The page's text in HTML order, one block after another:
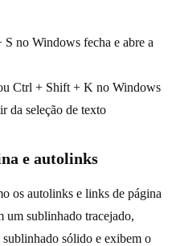
no Windows fecha e abre a
Ctrl + Shift + K no Windows
da seleção de texto
e autolinks
os autolinks e links de página
um sublinhado tracejado,
sólido e exibem o